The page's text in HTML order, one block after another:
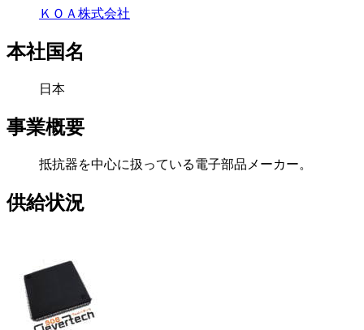
ＫＯＡ株式会社
本社国名
日本
事業概要
抵抗器を中心に扱っている電子部品メーカー。
供給状況